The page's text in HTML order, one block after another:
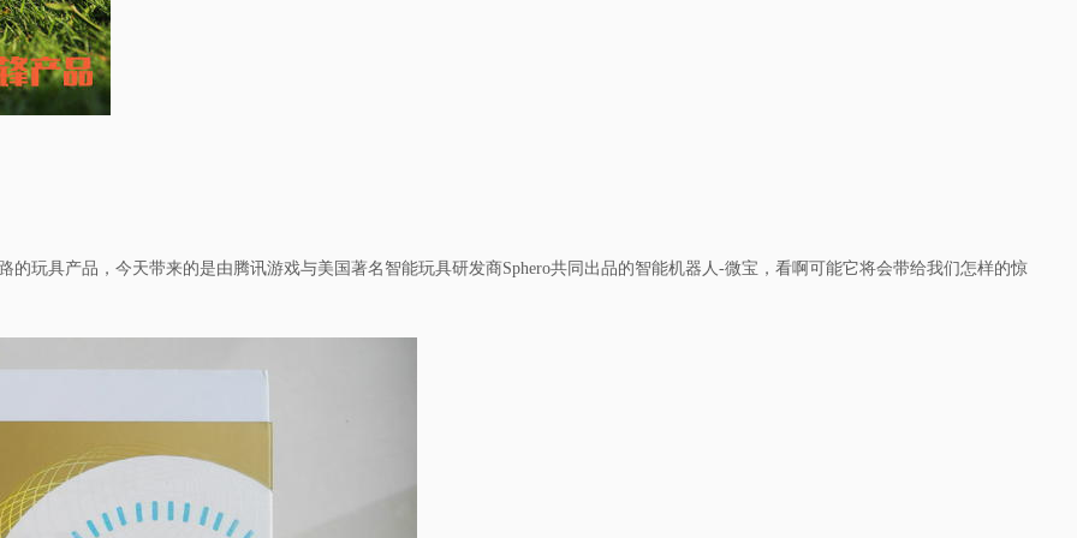
的玩具产品，今天带来的是由腾讯游戏与美国著名智能玩具研发商Sphero共同出品的智能机器人-微宝，看啊可能它将会带给我们怎样的惊